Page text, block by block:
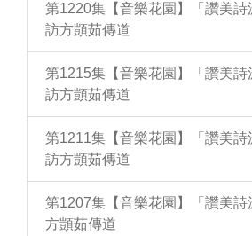
第1220集【音樂花園】「讚美詩
訪方顗茹傳道
第1215集【音樂花園】「讚美詩
訪方顗茹傳道
第1211集【音樂花園】「讚美詩
訪方顗茹傳道
第1207集【音樂花園】「讚美詩
方顗茹傳道